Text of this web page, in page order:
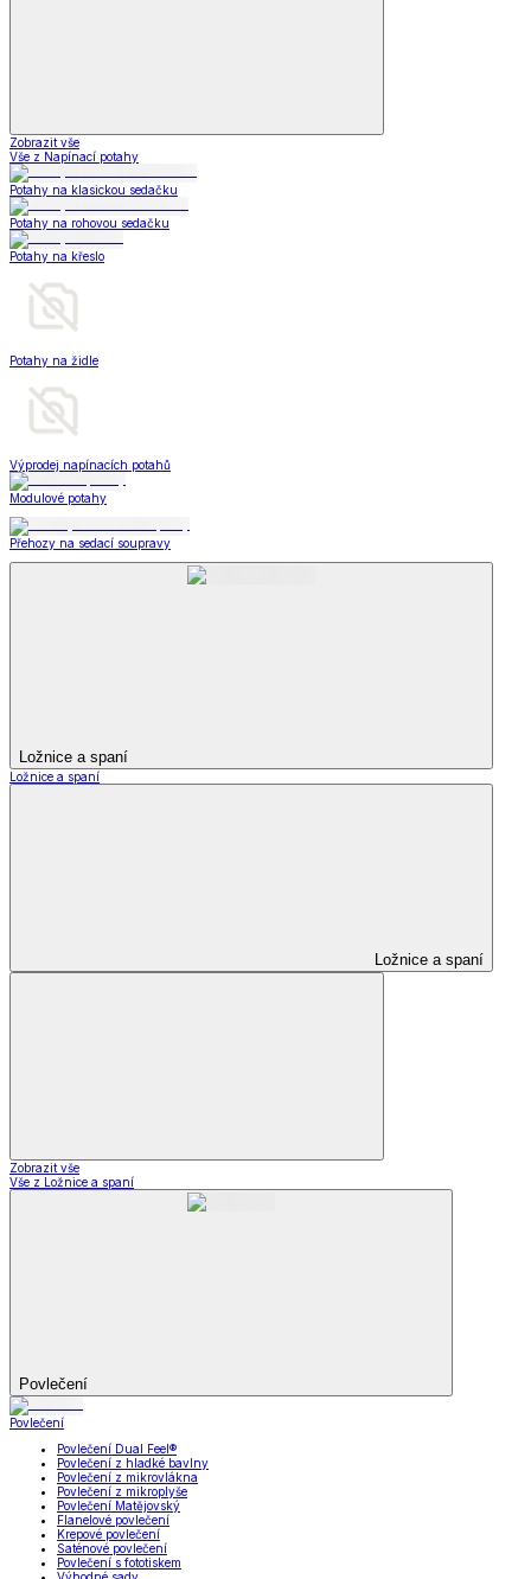
Zobrazit vše
Vše z Napínací potahy
Potahy na klasickou sedačku
Potahy na rohovou sedačku
Potahy na křeslo
Potahy na židle
Výprodej napínacích potahů
Modulové potahy
Přehozy na sedací soupravy
Ložnice a spaní
Ložnice a spaní
Ložnice a spaní
Zobrazit vše
Vše z Ložnice a spaní
Povlečení
Povlečení
Povlečení Dual Feel®
Povlečení z hladké bavlny
Povlečení z mikrovlákna
Povlečení z mikroplyše
Povlečení Matějovský
Flanelové povlečení
Krepové povlečení
Saténové povlečení
Povlečení s fototiskem